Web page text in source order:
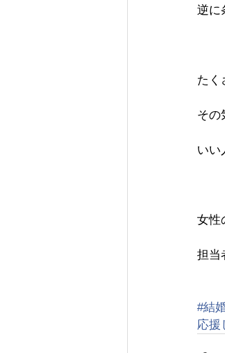
逆に
たく
その
いい
女性
担当
#結
応援